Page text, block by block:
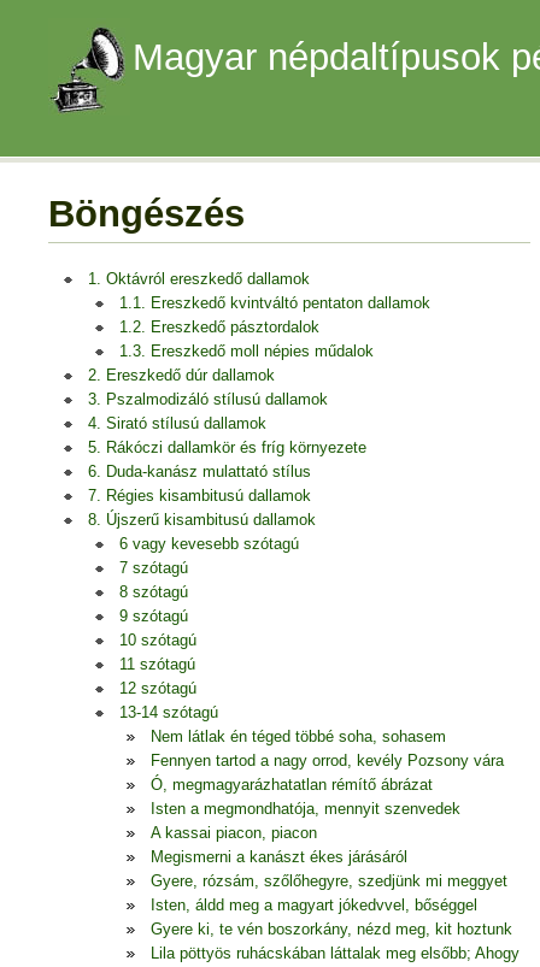
Magyar népdaltípusok
Böngészés
1. Oktávról ereszkedő dallamok
1.1. Ereszkedő kvintváltó pentaton dallamok
1.2. Ereszkedő pásztordalok
1.3. Ereszkedő moll népies műdalok
2. Ereszkedő dúr dallamok
3. Pszalmodizáló stílusú dallamok
4. Sirató stílusú dallamok
5. Rákóczi dallamkör és fríg környezete
6. Duda-kanász mulattató stílus
7. Régies kisambitusú dallamok
8. Újszerű kisambitusú dallamok
6 vagy kevesebb szótagú
7 szótagú
8 szótagú
9 szótagú
10 szótagú
11 szótagú
12 szótagú
13-14 szótagú
Nem látlak én téged többé soha, sohasem
Fennyen tartod a nagy orrod, kevély Pozsony vára
Ó, megmagyarázhatatlan rémítő ábrázat
Isten a megmondhatója, mennyit szenvedek
A kassai piacon, piacon
Megismerni a kanászt ékes járásáról
Gyere, rózsám, szőlőhegyre, szedjünk mi meggyet
Isten, áldd meg a magyart jókedvvel, bőséggel
Gyere ki, te vén boszorkány, nézd meg, kit hoztunk
Lila pöttyös ruhácskában láttalak meg elsőbb; Ahogy